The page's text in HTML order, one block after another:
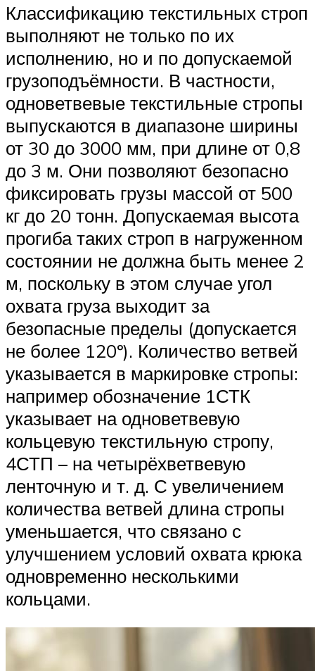
Классификацию текстильных строп
выполняют не только по их
исполнению, но и по допускаемой
грузоподъёмности. В частности,
одноветвевые текстильные стропы
выпускаются в диапазоне ширины
от 30 до 3000 мм, при длине от 0,8
до 3 м. Они позволяют безопасно
фиксировать грузы массой от 500
кг до 20 тонн. Допускаемая высота
прогиба таких строп в нагруженном
состоянии не должна быть менее 2
м, поскольку в этом случае угол
охвата груза выходит за
безопасные пределы (допускается
не более 120º). Количество ветвей
указывается в маркировке стропы:
например обозначение 1СТК
указывает на одноветвевую
кольцевую текстильную стропу,
4СТП – на четырёхветвевую
ленточную и т. д. С увеличением
количества ветвей длина стропы
уменьшается, что связано с
улучшением условий охвата крюка
одновременно несколькими
кольцами.